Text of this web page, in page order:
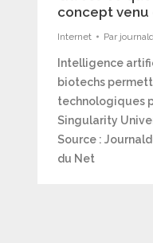
concept venu
Internet Par
Intelligence
biotechs
technologiques
Singularity
Source :
du Net